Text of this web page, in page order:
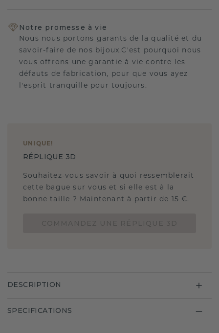
Notre promesse à vie
Nous nous portons garants de la qualité et du
savoir-faire de nos bijoux.C'est pourquoi nous
vous offrons une garantie à vie contre les
défauts de fabrication, pour que vous ayez
l'esprit tranquille pour toujours.
UNIQUE !
RÉPLIQUE 3D
Souhaitez-vous savoir à quoi ressemblerait
cette bague sur vous et si elle est à la
bonne taille ? Maintenant à partir de 15 €.
DESCRIPTION
SPECIFICATIONS